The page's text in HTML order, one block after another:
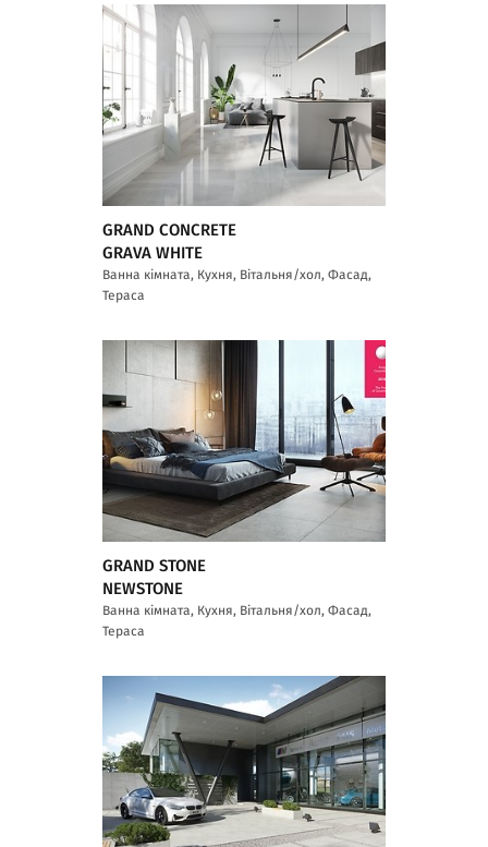
GRAND CONCRETE
GRAVA WHITE
Ванна кімната, Кухня, Вітальня/хол, Фасад,
Тераса
GRAND STONE
NEWSTONE
Ванна кімната, Кухня, Вітальня/хол, Фасад,
Тераса